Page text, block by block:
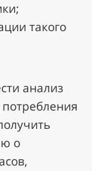
такого
анализ
о